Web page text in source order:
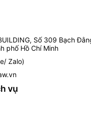
Số 309 Bạch
phố Hồ Chí Minh
Zalo)
vụ